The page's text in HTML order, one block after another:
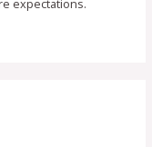
expectations.